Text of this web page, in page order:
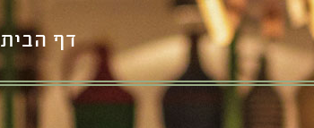
דף הבית